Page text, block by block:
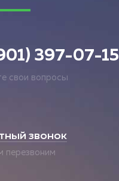
397-07-15
свои вопросы
звонок
перезвоним